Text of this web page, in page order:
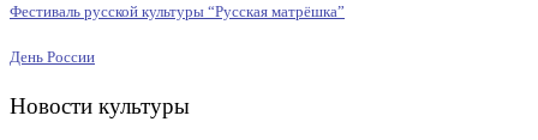
Фестиваль русской культуры “Русская матрёшка”
День России
Новости культуры